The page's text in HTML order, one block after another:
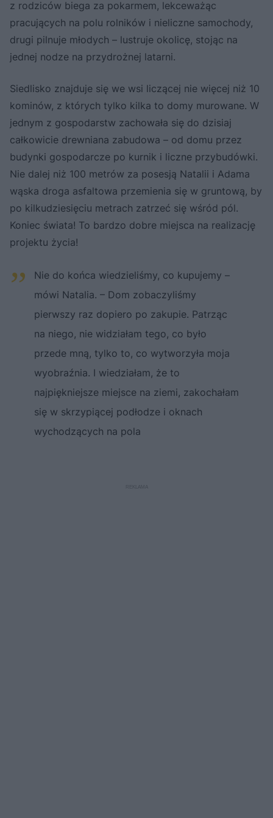
z rodziców biega za pokarmem, lekceważąc
pracujących na polu rolników i nieliczne samochody,
drugi pilnuje młodych – lustruje okolicę, stojąc na
jednej nodze na przydrożnej latarni.
Siedlisko znajduje się we wsi liczącej nie więcej niż 10
kominów, z których tylko kilka to domy murowane. W
jednym z gospodarstw zachowała się do dzisiaj
całkowicie drewniana zabudowa – od domu przez
budynki gospodarcze po kurnik i liczne przybudówki.
Nie dalej niż 100 metrów za posesją Natalii i Adama
wąska droga asfaltowa przemienia się w gruntową, by
po kilkudziesięciu metrach zatrzeć się wśród pól.
Koniec świata! To bardzo dobre miejsca na realizację
projektu życia!
Nie do końca wiedzieliśmy, co kupujemy –
mówi Natalia. – Dom zobaczyliśmy
pierwszy raz dopiero po zakupie. Patrząc
na niego, nie widziałam tego, co było
przede mną, tylko to, co wytworzyła moja
wyobraźnia. I wiedziałam, że to
najpiękniejsze miejsce na ziemi, zakochałam
się w skrzypiącej podłodze i oknach
wychodzących na pola